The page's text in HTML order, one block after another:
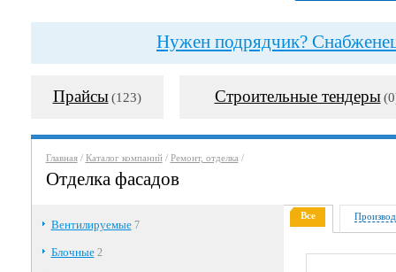
Нужен подрядчик?
Прайсы (123) Строительные тендеры
Главная/ Каталог компаний/ Ремонт, отделка /
Отделка фасадов
Вентилируемые 7
Блочные 2
Все